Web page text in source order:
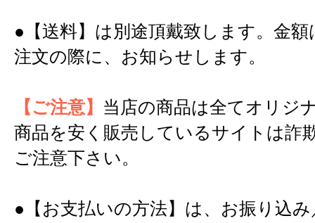
●【送料】は別途頂戴致します。金
注文の際に、お知らせします。
【ご注意】 当店の商品は全てオリジ
商品を安く販売しているサイトは詐
ご注意下さい。
●【お支払いの方法】は、お振り込